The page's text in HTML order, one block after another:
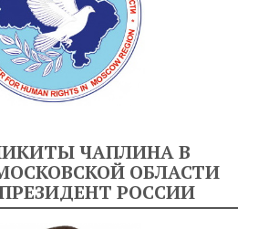
ЧАПЛИНА В
ОБЛАСТИ
РОССИИ